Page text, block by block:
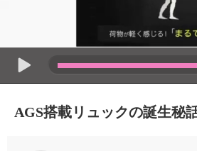
AGS搭載リュックの誕生秘